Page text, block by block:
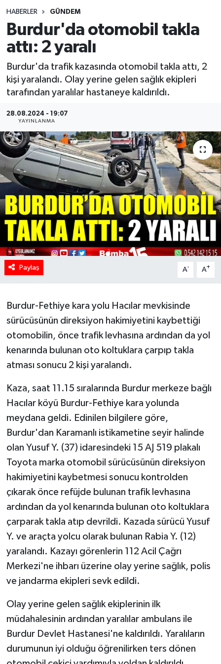
HABERLER GÜNDEM
Burdur'da otomobil takla
attı: 2 yaralı
Burdur'da trafik kazasında otomobil takla attı, 2
kişi yaralandı. Olay yerine gelen sağlık ekipleri
tarafından yaralılar hastaneye kaldırıldı.
28.08.2024 - 19:07
YAYINLANMA
Paylaş A- A+
Burdur-Fethiye kara yolu Hacılar mevkisinde
sürücüsünün direksiyon hakimiyetini kaybettiği
otomobilin, önce trafik levhasına ardından da yol
kenarında bulunan oto koltuklara çarpıp takla
atması sonucu 2 kişi yaralandı.
Kaza, saat 11.15 sıralarında Burdur merkeze bağlı
Hacılar köyü Burdur-Fethiye kara yolunda
meydana geldi. Edinilen bilgilere göre,
Burdur'dan Karamanlı istikametine seyir halinde
olan Yusuf Y. (37) idaresindeki 15 AJ 519 plakalı
Toyota marka otomobil sürücüsünün direksiyon
hakimiyetini kaybetmesi sonucu kontrolden
çıkarak önce refüjde bulunan trafik levhasına
ardından da yol kenarında bulunan oto koltuklara
çarparak takla atıp devrildi. Kazada sürücü Yusuf
Y. ve araçta yolcu olarak bulunan Rabia Y. (12)
yaralandı. Kazayı görenlerin 112 Acil Çağrı
Merkezi'ne ihbarı üzerine olay yerine sağlık, polis
ve jandarma ekipleri sevk edildi.
Olay yerine gelen sağlık ekiplerinin ilk
müdahalesinin ardından yaralılar ambulans ile
Burdur Devlet Hastanesi'ne kaldırıldı. Yaralıların
durumunun iyi olduğu öğrenilirken ters dönen
Spor
Tebrik
Türkiye